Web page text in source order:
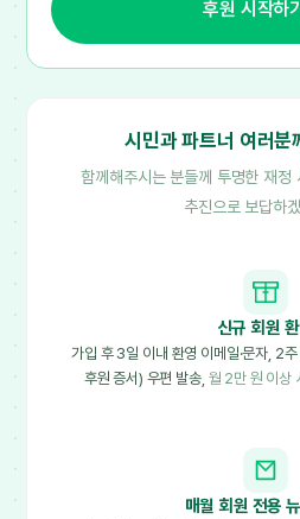
후원 시작하
시민과 파트너 여러분
함께해주시는 분들께 투명한 재정
추진으로 보답하
신규 회원
가입 후 3일 이내 환영 이메일·문자, 2
후원 증서) 우편 발송, 월 2만 원 이상
매월 회원 전용